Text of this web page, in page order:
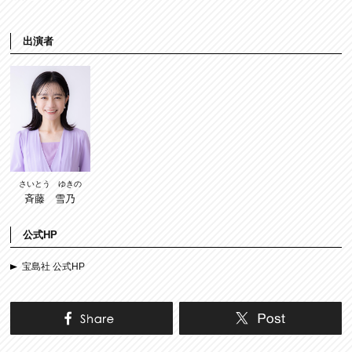
出演者
さいとう ゆきの
斉藤 雪乃
公式HP
宝島社 公式HP